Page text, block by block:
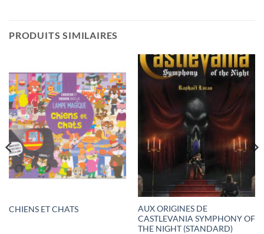
PRODUITS SIMILAIRES
CHIENS ET CHATS
AUX ORIGINES DE
CASTLEVANIA SYMPHONY OF
THE NIGHT (STANDARD)